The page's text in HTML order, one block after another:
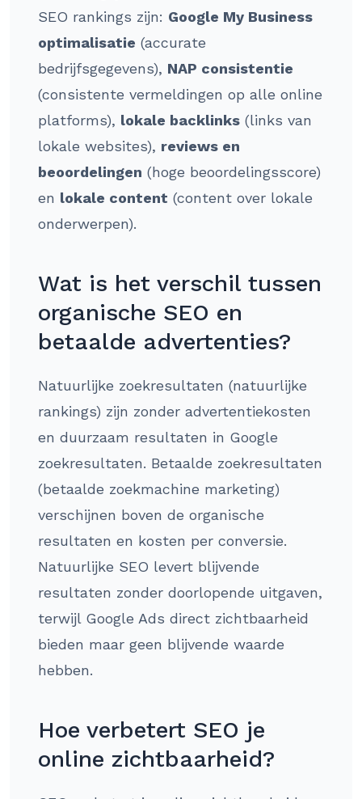
SEO rankings zijn: Google My Business
optimalisatie (accurate
bedrijfsgegevens), NAP consistentie
(consistente vermeldingen op alle online
platforms), lokale backlinks (links van
lokale websites), reviews en
beoordelingen (hoge beoordelingsscore)
en lokale content (content over lokale
onderwerpen).
Wat is het verschil tussen
organische SEO en
betaalde advertenties?
Natuurlijke zoekresultaten (natuurlijke
rankings) zijn zonder advertentiekosten
en duurzaam resultaten in Google
zoekresultaten. Betaalde zoekresultaten
(betaalde zoekmachine marketing)
verschijnen boven de organische
resultaten en kosten per conversie.
Natuurlijke SEO levert blijvende
resultaten zonder doorlopende uitgaven,
terwijl Google Ads direct zichtbaarheid
bieden maar geen blijvende waarde
hebben.
Hoe verbetert SEO je
online zichtbaarheid?